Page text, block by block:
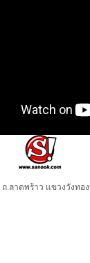
.ลาดพร้าว แขวงวังทอ